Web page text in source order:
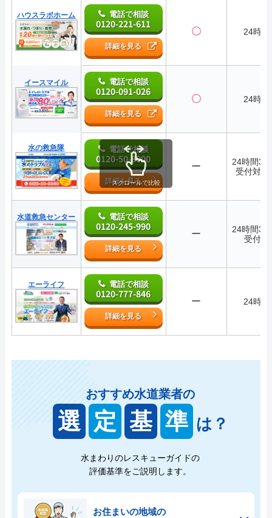
ハウスラボホーム 電話で相談
0120-221-611
詳細を見る
〇 24時間
イースマイル 電話で相談
0120-091-026
詳細を見る
〇 24時間
水の救急隊 電話で相談
0120-50-8000
詳細を見る
ー
24時間
受付対応
水道救急センター 電話で相談
0120-245-990
詳細を見る
ー
24時間
受付中
エーライフ 電話で相談
0120-777-846
詳細を見る
ー 24時間
スクロールで比較
おすすめ水道業者の
選 定 基 準 は？
水まわりのレスキューガイドの
評価基準をご説明します。
お住まいの地域の